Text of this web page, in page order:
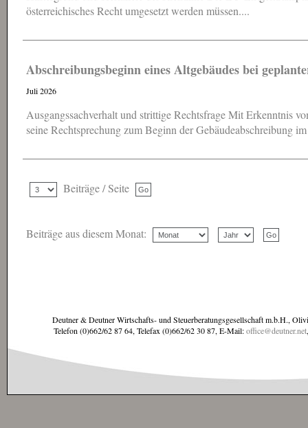
österreichisches Recht umgesetzt werden müssen....
Abschreibungsbeginn eines Altgebäudes bei
Juli 2026
Ausgangssachverhalt und strittige Rechtsfrage Mit Erkenntnis
seine Rechtsprechung zum Beginn der Gebäudeabschreibung
Beiträge / Seite
Beiträge aus diesem Monat:
Deutner & Deutner Wirtschafts- und Steuerberatungsgesellschaft m.b.H.,
Telefon (0)662/62 87 64, Telefax (0)662/62 30 87, E-Mail:office@deutner.net